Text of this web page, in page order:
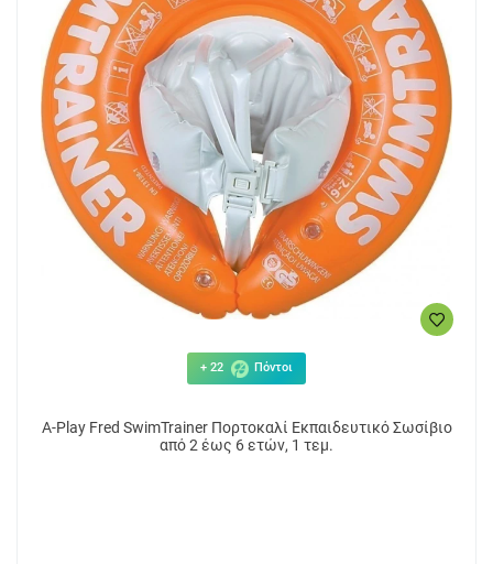
+ 22 Πόντοι
A-Play Fred SwimTrainer Πορτοκαλί Εκπαιδευτικό Σωσίβιο
από 2 έως 6 ετών, 1 τεμ.